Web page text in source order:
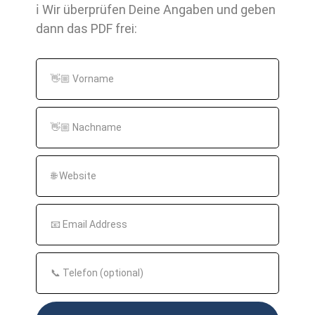
Negative Veränderung deiner
SEO-Einstellungen:
Hand aufs Herz – merkst du wirklich,
wenn jemand den Alt-Text deiner Bilder
so verändert, dass er weniger effektiv
ist? Viele grundlegende SEO-Techniken
sind so konzipiert, dass man sie einfach
einstellen und dann vergessen kann –
aber genau das macht dich anfällig für
diese Angriffe.
ℹ️ Wir überprüfen Deine Angaben und geben
dann das PDF frei: